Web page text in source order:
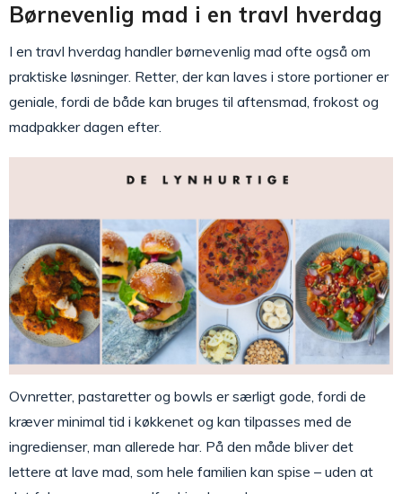
Børnevenlig mad i en travl hverdag
I en travl hverdag handler børnevenlig mad ofte også om
praktiske løsninger. Retter, der kan laves i store portioner er
geniale, fordi de både kan bruges til aftensmad, frokost og
madpakker dagen efter.
Ovnretter, pastaretter og bowls er særligt gode, fordi de
kræver minimal tid i køkkenet og kan tilpasses med de
ingredienser, man allerede har. På den måde bliver det
lettere at lave mad, som hele familien kan spise – uden at